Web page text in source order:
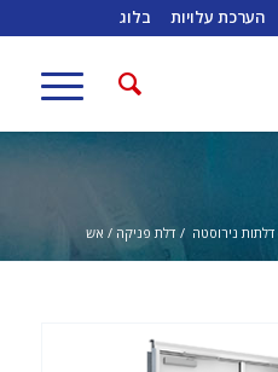
הערכת עלויות בלוג
דלתות נירוסטה / דלת פניקה / אש